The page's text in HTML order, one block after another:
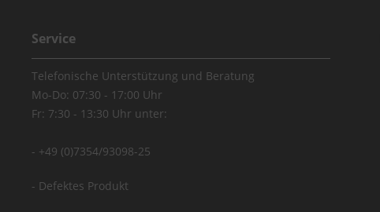
Service
Telefonische Unterstützung und Beratung
Mo-Do: 07:30 - 17:00 Uhr
Fr: 7:30 - 13:30 Uhr unter:
+49 (0)7354/93098-25
Defektes Produkt